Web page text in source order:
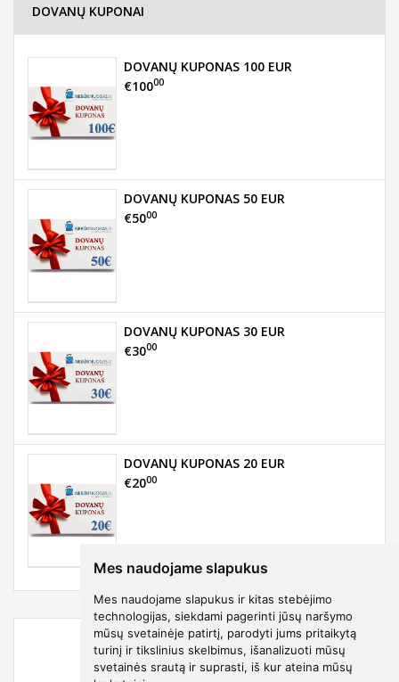
Mes naudojame slapukus
Mes naudojame slapukus ir kitas stebėjimo
technologijas, siekdami pagerinti jūsų naršymo
mūsų svetainėje patirtį, parodyti jums pritaikytą
turinį ir tikslinius skelbimus, išanalizuoti mūsų
svetainės srautą ir suprasti, iš kur ateina mūsų
DOVANŲ KUPONAI
DOVANŲ KUPONAS 100 EUR
€10000
DOVANŲ KUPONAS 50 EUR
€5000
DOVANŲ KUPONAS 30 EUR
€3000
DOVANŲ KUPONAS 20 EUR
€2000